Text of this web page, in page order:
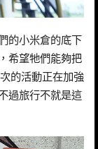
的小米倉的底下
希望牠們能夠把
的活動正在加強
過旅行不就是這